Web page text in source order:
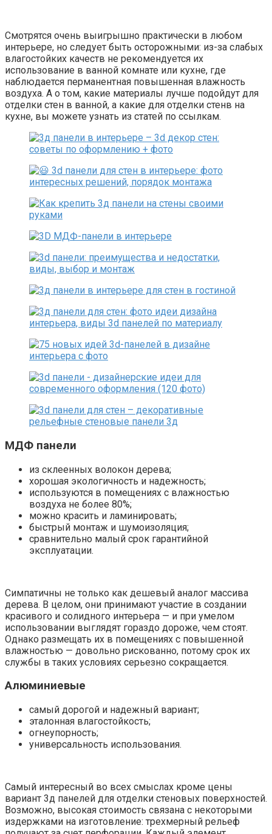
Смотрятся очень выигрышно практически в любом
интерьере, но следует быть осторожными: из-за слабых
влагостойких качеств не рекомендуется их
использование в ванной комнате или кухне, где
наблюдается перманентная повышенная влажность
воздуха. А о том, какие материалы лучше подойдут для
отделки стен в ванной, а какие для отделки стенв на
кухне, вы можете узнать из статей по ссылкам.
МДФ панели
из склеенных волокон дерева;
хорошая экологичность и надежность;
используются в помещениях с влажностью
воздуха не более 80%;
можно красить и ламинировать;
быстрый монтаж и шумоизоляция;
сравнительно малый срок гарантийной
эксплуатации.
Симпатичны не только как дешевый аналог массива
дерева. В целом, они принимают участие в создании
красивого и солидного интерьера — и при умелом
использовании выглядят гораздо дороже, чем стоят.
Однако размещать их в помещениях с повышенной
влажностью — довольно рискованно, потому срок их
службы в таких условиях серьезно сокращается.
Алюминиевые
самый дорогой и надежный вариант;
эталонная влагостойкость;
огнеупорность;
универсальность использования.
Самый интересный во всех смыслах кроме цены
вариант 3д панелей для отделки стеновых поверхностей.
Возможно, высокая стоимость связана с некоторыми
издержками на изготовление: трехмерный рельеф